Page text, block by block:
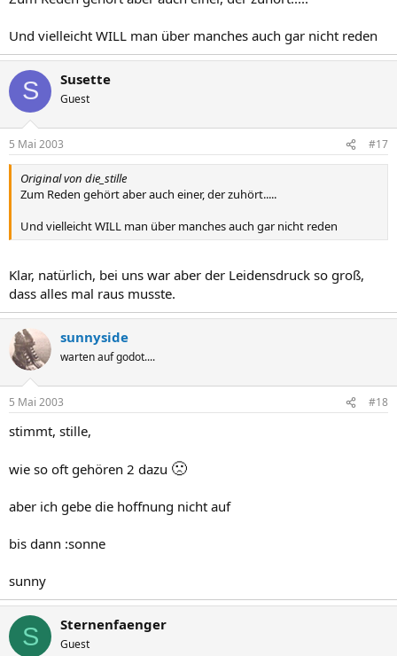
Und vielleicht WILL man über manches auch gar nicht reden
S Susette
Guest
5 Mai 2003 #17
Original von die_stille
Zum Reden gehört aber auch einer, der zuhört.....
Und vielleicht WILL man über manches auch gar nicht reden
Klar, natürlich, bei uns war aber der Leidensdruck so groß,
dass alles mal raus musste.
sunnyside
warten auf godot....
5 Mai 2003 #18
stimmt, stille,
wie so oft gehören 2 dazu 🙁
aber ich gebe die hoffnung nicht auf
bis dann :sonne
sunny
S Sternenfaenger
Guest